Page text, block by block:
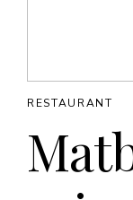
RESTAURANT